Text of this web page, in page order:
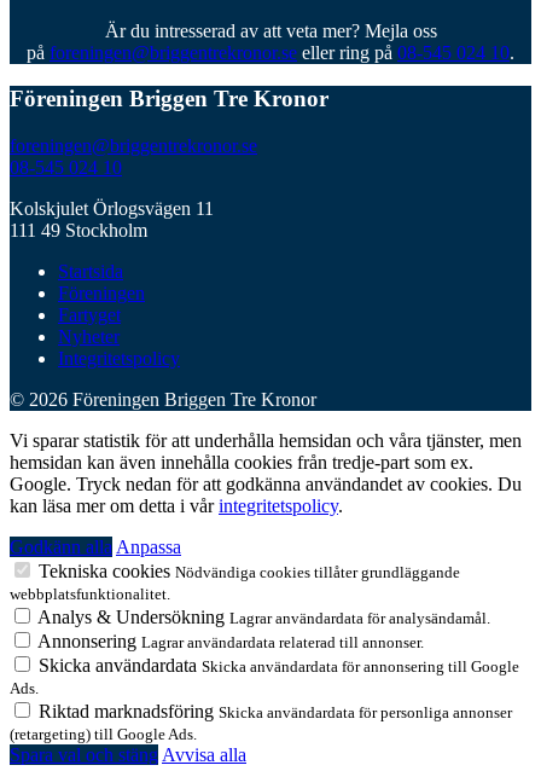
Är du intresserad av att veta mer? Mejla oss
på foreningen@briggentrekronor.se eller ring på 08-545 024 10.
Föreningen Briggen Tre Kronor
foreningen@briggentrekronor.se
08-545 024 10
Kolskjulet Örlogsvägen 11
111 49 Stockholm
Startsida
Föreningen
Fartyget
Nyheter
Integritetspolicy
© 2026 Föreningen Briggen Tre Kronor
Vi sparar statistik för att underhålla hemsidan och våra tjänster, men
hemsidan kan även innehålla cookies från tredje-part som ex.
Google. Tryck nedan för att godkänna användandet av cookies. Du
kan läsa mer om detta i vårintegritetspolicy.
Godkänn alla Anpassa
Tekniska cookies Nödvändiga cookies tillåter grundläggande
webbplatsfunktionalitet.
Analys & Undersökning Lagrar användardata för analysändamål.
Annonsering Lagrar användardata relaterad till annonser.
Skicka användardata Skicka användardata för annonsering till Google
Ads.
Riktad marknadsföring Skicka användardata för personliga annonser
(retargeting) till Google Ads.
Spara val och stäng Avvisa alla